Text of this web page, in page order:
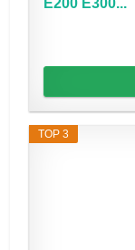
E200 E300...
TOP 3